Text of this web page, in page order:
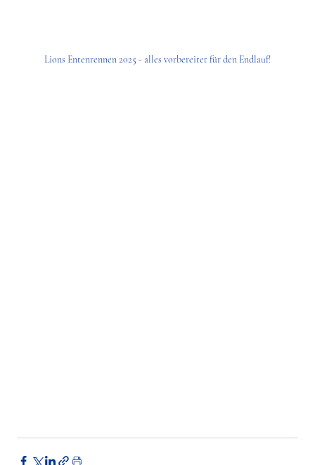
Lions Entenrennen 2025 - alles vorbereitet für den Endlauf!